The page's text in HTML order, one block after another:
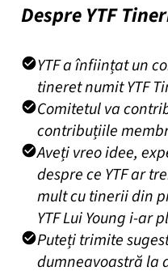
Despre YTF
YTF a înființat un
tineret numit YTF
Comitetul va
contribuțiile
Aveți vreo idee,
despre ce YTF ar
mult cu tinerii din
YTF Lui Young i-ar
Puteți trimite
dumneavoastră la